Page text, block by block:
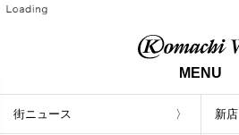
MENU
街ニュース 新店